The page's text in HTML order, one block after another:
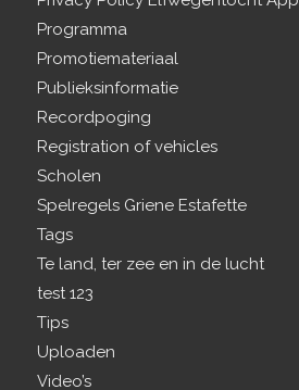
Programma
Promotiemateriaal
Publieksinformatie
Recordpoging
Registration of vehicles
Scholen
Spelregels Griene Estafette
Tags
Te land, ter zee en in de lucht
test 123
Tips
Uploaden
Video’s